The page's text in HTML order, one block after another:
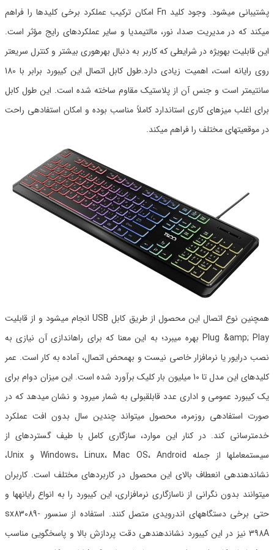
پشتیبانی میشود. وجود کلید Fn امکان ترکیب عملکرد برخی کلیدها را فراهم
میکند که در مدیریت صدا، نور، مالتیمدیا و سایر عملکردهای رایج مؤثر است.
این قابلیت بهویژه در شرایطی که کاربر به دنبال بهرهوری بیشتر و کنترل سریعتر
روی رایانه است، اهمیت زیادی دارد.طول کابل اتصال این کیبورد برابر با 180
سانتیمتر است و جنس آن از پلاستیک مقاوم ساخته شده است. این طول کابل
برای اغلب میزهای کاری استاندارد کاملاً مناسب بوده و امکان استفادهی راحت
در موقعیتهای مختلف را فراهم میکند.
همچنین نوع اتصال این محصول از طریق کابل USB انجام میشود و از قابلیت
Plug &amp; Play بهره میبرد؛ به این معنا که برای راهاندازی آن نیازی به
نصب درایور یا نرمافزار خاصی نیست و بهمحض اتصال، آماده به کار است. عمر
کلیدهای این مدل تا 10 میلیون بار کلیک برآورد شده است. این میزان دوام برای
یک کیبورد عمومی و اداری عدد قابلقبولی به شمار میرود و نشان میدهد که در
صورت استفادهی روزمره، محصول میتواند چندین سال بدون افت عملکرد
خدمترسانی کند. در کنار این موارد، سازگاری کامل با طیف گستردهای از
سیستمعاملها از جمله Windows، Linux، Mac OS، Android و Unix،
نشاندهندهی انعطاف بالای این محصول در کاربردهای مختلف است. کاربران
میتوانند بدون نگرانی از ناسازگاری نرمافزاری، این کیبورد را به انواع رایانهها و
حتی برخی دستگاههای اندرویدی متصل کنند. استفاده از سنسور sx83089-
398A نیز در این کیبورد نشاندهندهی دقت پردازش بالا و پاسخگویی مناسب